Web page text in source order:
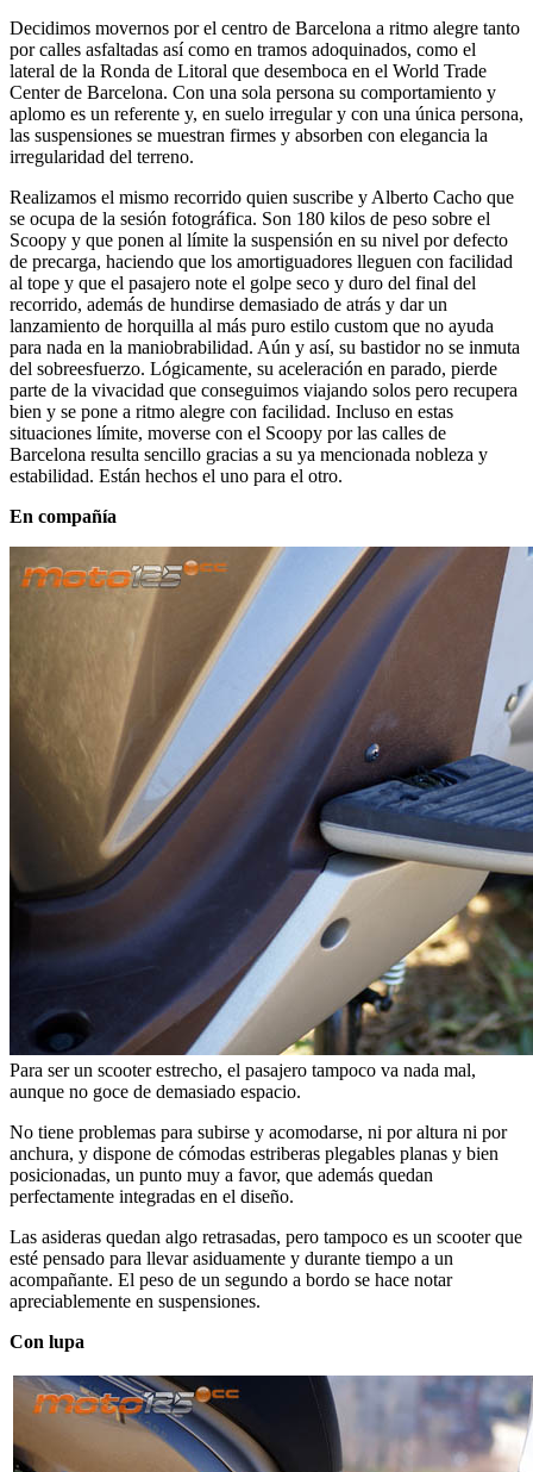
Decidimos movernos por el centro de Barcelona a ritmo alegre tanto
por calles asfaltadas así como en tramos adoquinados, como el
lateral de la Ronda de Litoral que desemboca en el World Trade
Center de Barcelona. Con una sola persona su comportamiento y
aplomo es un referente y, en suelo irregular y con una única persona,
las suspensiones se muestran firmes y absorben con elegancia la
irregularidad del terreno.
Realizamos el mismo recorrido quien suscribe y Alberto Cacho que
se ocupa de la sesión fotográfica. Son 180 kilos de peso sobre el
Scoopy y que ponen al límite la suspensión en su nivel por defecto
de precarga, haciendo que los amortiguadores lleguen con facilidad
al tope y que el pasajero note el golpe seco y duro del final del
recorrido, además de hundirse demasiado de atrás y dar un
lanzamiento de horquilla al más puro estilo custom que no ayuda
para nada en la maniobrabilidad. Aún y así, su bastidor no se inmuta
del sobreesfuerzo. Lógicamente, su aceleración en parado, pierde
parte de la vivacidad que conseguimos viajando solos pero recupera
bien y se pone a ritmo alegre con facilidad. Incluso en estas
situaciones límite, moverse con el Scoopy por las calles de
Barcelona resulta sencillo gracias a su ya mencionada nobleza y
estabilidad. Están hechos el uno para el otro.
En compañía
Para ser un scooter estrecho, el pasajero tampoco va nada mal,
aunque no goce de demasiado espacio.
No tiene problemas para subirse y acomodarse, ni por altura ni por
anchura, y dispone de cómodas estriberas plegables planas y bien
posicionadas, un punto muy a favor, que además quedan
perfectamente integradas en el diseño.
Las asideras quedan algo retrasadas, pero tampoco es un scooter que
esté pensado para llevar asiduamente y durante tiempo a un
acompañante. El peso de un segundo a bordo se hace notar
apreciablemente en suspensiones.
Con lupa